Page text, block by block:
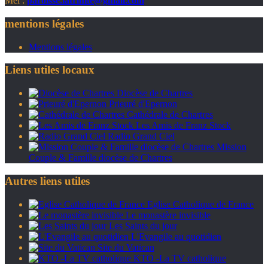
mentions légales
Mentions légales
Liens utiles locaux
Diocèse de Chartres
Prieuré d'Epernon
Cathédrale de Chartres
Les Amis de Franz Stock
Radio Grand Ciel
Mission
Couple & Famille diocèse de Chartres
Autres liens utiles
Eglise Catholique de France
Le monastère invisible
Les Saints du jour
L'Evangile au quotidien
Site du Vatican
KTO -La TV catholique